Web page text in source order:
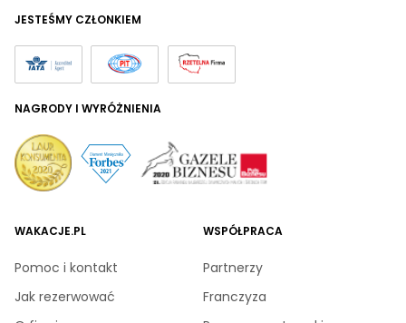
WAKACJE.PL
Pomoc i kontakt
Jak rezerwować
WSPÓŁPRACA
Partnerzy
Franczyza
JESTEŚMY CZŁONKIEM
NAGRODY I WYRÓŻNIENIA